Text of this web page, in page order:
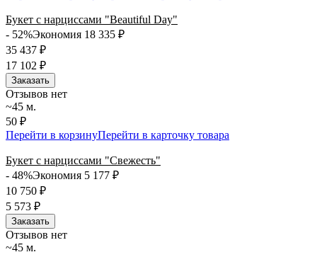
Букет с нарциссами "Beautiful Day"
- 52%Экономия 18 335 ₽
35 437 ₽
17 102 ₽
Заказать
Отзывов нет
~45 м.
50 ₽
Перейти в корзинуПерейти в карточку товара
Букет с нарциссами "Свежесть"
- 48%Экономия 5 177 ₽
10 750 ₽
5 573 ₽
Заказать
Отзывов нет
~45 м.